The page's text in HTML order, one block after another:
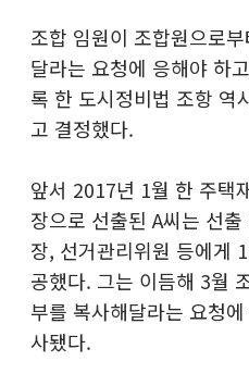
조합 임원이 조합원으로
달라는 요청에 응해야 하
록 한 도시정비법 조항 역
고 결정했다.
앞서 2017년 1월 한 주택
장으로 선출된 A씨는 선
장, 선거관리위원 등에게
공했다. 그는 이듬해 3월
부를 복사해달라는 요청
사됐다.